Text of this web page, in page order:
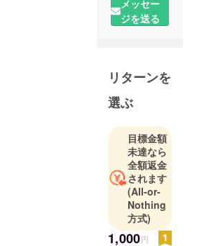
す。
ご連絡は
します。
メッセー
ジを送る
リターンを
選ぶ
目標金額
未達なら
全額返金
されます
(All-or-
Nothing
方式)
1,000円